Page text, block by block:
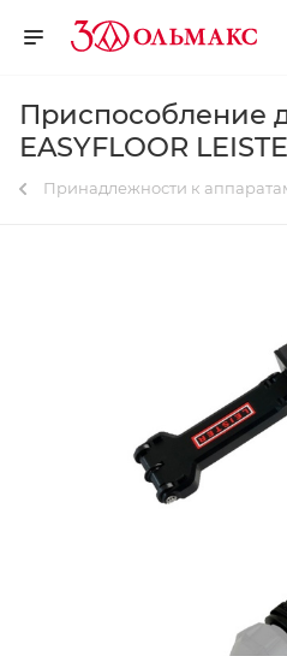
Приспособление
EASYFLOOR
Принадлежности к